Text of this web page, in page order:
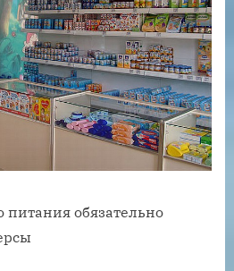
питания обязательно